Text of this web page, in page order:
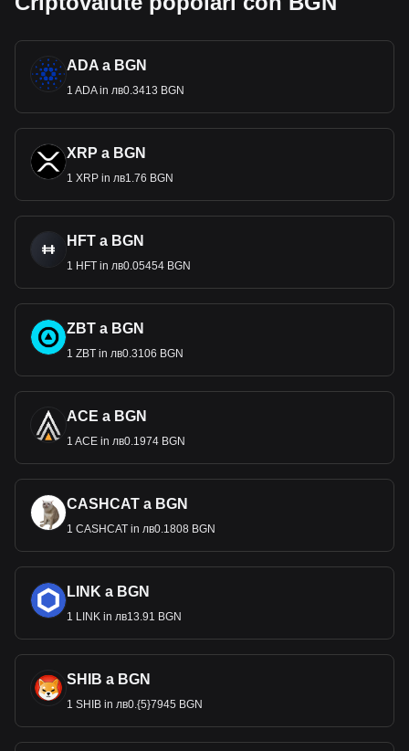
ADA a BGN
1 ADA in лв0.3413 BGN
XRP a BGN
1 XRP in лв1.76 BGN
HFT a BGN
1 HFT in лв0.05454 BGN
ZBT a BGN
1 ZBT in лв0.3106 BGN
ACE a BGN
1 ACE in лв0.1974 BGN
CASHCAT a BGN
1 CASHCAT in лв0.1808 BGN
LINK a BGN
1 LINK in лв13.91 BGN
SHIB a BGN
1 SHIB in лв0.{5}7945 BGN